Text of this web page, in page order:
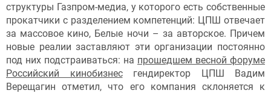
структуры Газпром-медиа, у которого есть собственные
прокатчики с разделением компетенций: ЦПШ отвечает
за массовое кино, Белые ночи – за авторское. Причем
новые реалии заставляют эти организации постоянно
под них подстраиваться: на прошедшем весной форуме
Российский кинобизнесгендиректор ЦПШ Вадим
Верещагин отметил, что его компания склоняется к